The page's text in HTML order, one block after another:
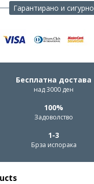
Гарантирано и сигурно
Бесплатна достава
над 3000 ден
100%
Задоволство
1-3
Брза испорака